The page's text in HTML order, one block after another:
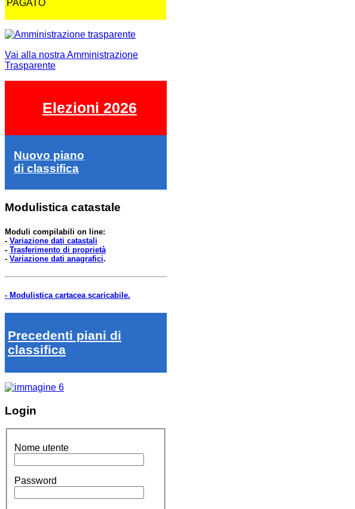
PAGATO
Vai alla nostra Amministrazione
Trasparente
Elezioni 2026
Nuovo piano
di classifica
Modulistica catastale
Moduli compilabili on line:
- Variazione dati catastali
- Trasferimento di proprietà
- Variazione dati anagrafici.
- Modulistica cartacea scaricabile.
Precedenti piani di
classifica
Login
Nome utente
Password